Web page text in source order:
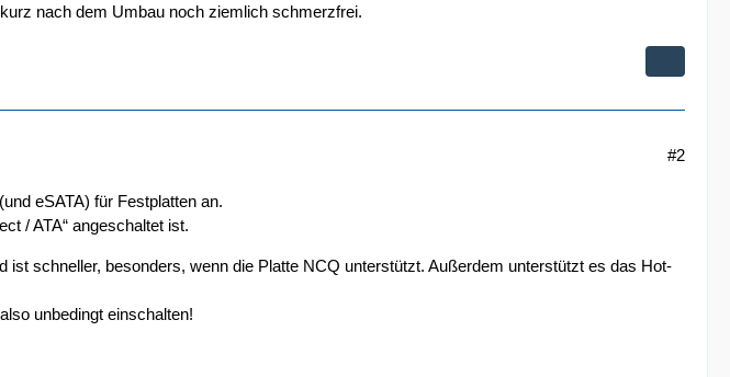
nach dem Umbau noch ziemlich schmerzfrei.
#2
eSATA) für Festplatten an.
/ ATA“ angeschaltet ist.
ist schneller, besonders, wenn die Platte NCQ unterstützt. Außerdem unterstützt es das Hot-
unbedingt einschalten!